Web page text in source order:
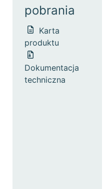
pobrania
Karta
produktu
Dokumentacja
techniczna